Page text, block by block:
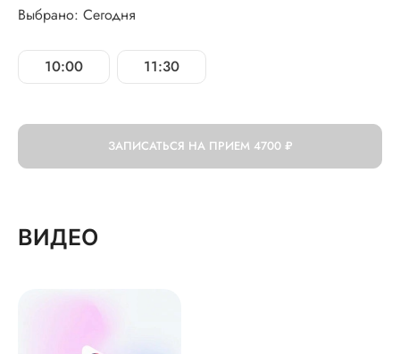
Выбрано: Сегодня
10:00 11:30
ЗАПИСАТЬСЯ НА ПРИЕМ 4700 ₽
ВИДЕО